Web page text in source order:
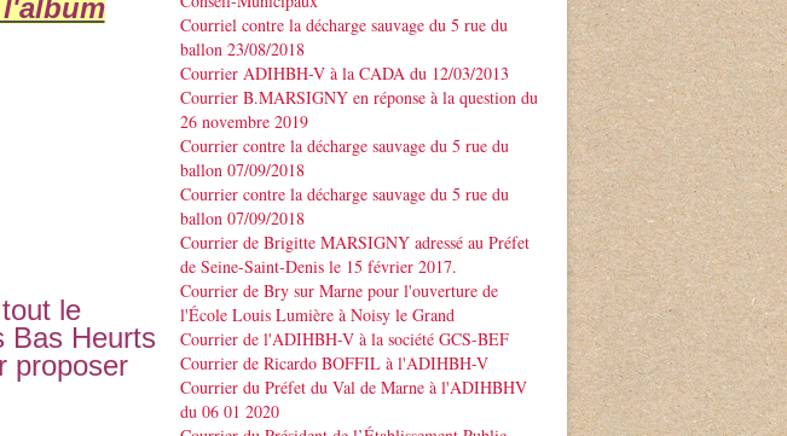
le
Bas Heurts
proposer
Courriel contre la décharge sauvage du 5 rue du
ballon 23/08/2018
Courrier ADIHBH-V à la CADA du 12/03/2013
Courrier B.MARSIGNY en réponse à la question du
26 novembre 2019
Courrier contre la décharge sauvage du 5 rue du
ballon 07/09/2018
Courrier contre la décharge sauvage du 5 rue du
ballon 07/09/2018
Courrier de Brigitte MARSIGNY adressé au Préfet
de Seine-Saint-Denis le 15 février 2017.
Courrier de Bry sur Marne pour l'ouverture de
l'École Louis Lumière à Noisy le Grand
Courrier de l'ADIHBH-V à la société GCS-BEF
Courrier de Ricardo BOFFIL à l'ADIHBH-V
Courrier du Préfet du Val de Marne à l'ADIHBHV
du 06 01 2020